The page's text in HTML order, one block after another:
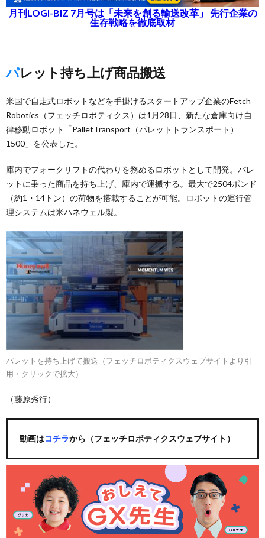
月刊LOGI-BIZ 7月号は「未来を創る輸送改革」 先行企業の
生存戦略を徹底取材
パレット持ち上げ商品搬送
米国で自走式ロボットなどを手掛けるスタートアップ企業のFetch
Robotics（フェッチロボティクス）は1月28日、新たな倉庫向け自
律移動ロボット「PalletTransport（パレットトランスポート）
1500」を公表した。
庫内でフォークリフトの代わりを務めるロボットとして開発。パレ
ットに乗った商品を持ち上げ、庫内で運搬する。最大で2504ポンド
（約1・14トン）の荷物を搭載することが可能。ロボットの運行管
理システムは米ハネウェル製。
パレットを持ち上げて搬送（フェッチロボティクスウェブサイトより引
用・クリックで拡大）
（藤原秀行）
動画はコチラから（フェッチロボティクスウェブサイト）